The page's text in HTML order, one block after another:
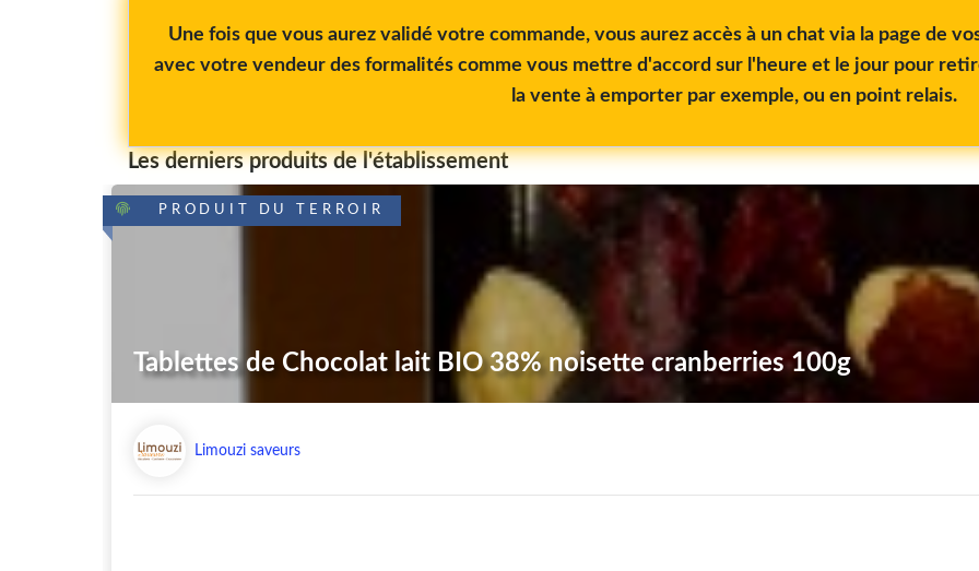
Une fois que vous aurez validé votre commande, vous aurez accès à un chat via la page de
avec votre vendeur des formalités comme vous mettre d'accord sur l'heure et le jour pour
la vente à emporter par exemple, ou en point relais.
Les derniers produits de l'établissement
PRODUIT DU TERROIR
Tablettes de Chocolat lait BIO 38% noisette cranberries 100g
Limouzi saveurs